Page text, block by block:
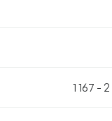
1 167 -